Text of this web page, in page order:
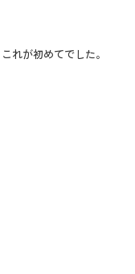
れが初めてでした。